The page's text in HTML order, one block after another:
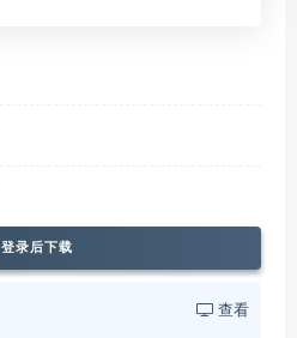
登录后下载
查看